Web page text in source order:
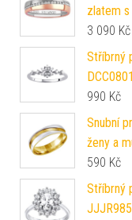
zlatem s
3 090 Kč
Stříbrný
990 Kč
Snubní
ženy a
590 Kč
Stříbrný
JJJR985